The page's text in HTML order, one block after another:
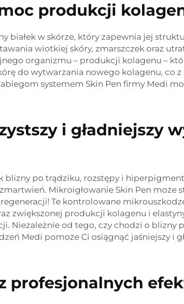
produkcji
białek w skórze, który zapewnia jej
wiotkiej skóry, zmarszczek oraz
organizmu – produkcji kolagenu –
do wytwarzania nowego kolagenu, co
systemem Skin Pen firmy Medi
i gładniejszy
blizny po trądziku, rozstępy i
Mikroigłowanie Skin Pen może
Te kontrolowane
zwiększonej produkcji kolagenu i
Niezależnie od tego, czy chodzi o blizny
Medi pomoże Ci osiągnąć jaśniejszy i
profesjonalnych